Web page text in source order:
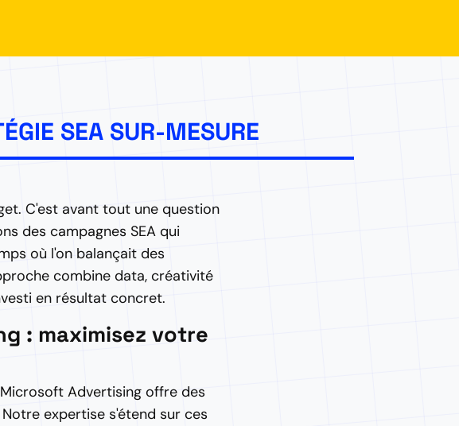
SEA SUR-MESURE
C'est avant tout une question
des campagnes SEA qui
où l'on balançait des
combine data, créativité
en résultat concret.
: maximisez votre
Advertising offre des
expertise s'étend sur ces